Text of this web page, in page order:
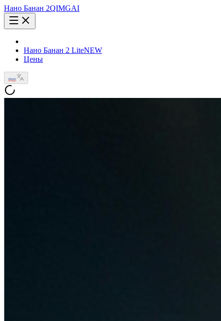
Нано Банан 2QIMGAI
Нано Банан 2 LiteNEW
Цены
🇷🇺